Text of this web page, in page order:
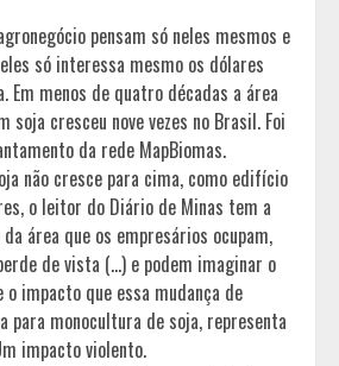
pensam só neles mesmos e
só interessa mesmo os dólares
Em menos de quatro décadas a área
soja cresceu nove vezes no Brasil. Foi
da rede MapBiomas.
não cresce para cima, como edifício
o leitor do Diário de Minas tem a
área que os empresários ocupam,
de vista (…) e podem imaginar o
impacto que essa mudança de
para monocultura de soja, representa
impacto violento.